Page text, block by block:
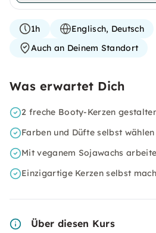
1h
Englisch, Deutsch
Auch an Deinem Standort
Was erwartet Dich
2 freche Booty-Kerzen
Farben und Düfte selbst wählen
Mit veganem Sojawachs
Einzigartige Kerzen selbst
Über diesen Kurs